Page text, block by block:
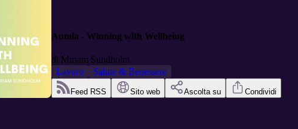
Aumla - Winning with Wellbeing
di Miriam Sundholm
Lavoro
Salute & Benessere
Feed RSS Sito web Ascolta su Condividi